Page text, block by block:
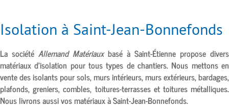
Isolation à Saint-Jean-Bonnefonds
La société Allemand Matériauxbasé à Saint-Étienne propose divers
matériaux d’isolation pour tous types de chantiers. Nous mettons en
vente des isolants pour sols, murs intérieurs, murs extérieurs, bardages,
plafonds, greniers, combles, toitures-terrasses et toitures métalliques.
Nous livrons aussi vos matériaux àSaint-Jean-Bonnefonds.